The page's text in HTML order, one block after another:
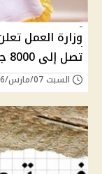
تصل إلى 8000 جنيه ومزايا متنوعة
السبت 07/مارس/2026 - 08:29 م